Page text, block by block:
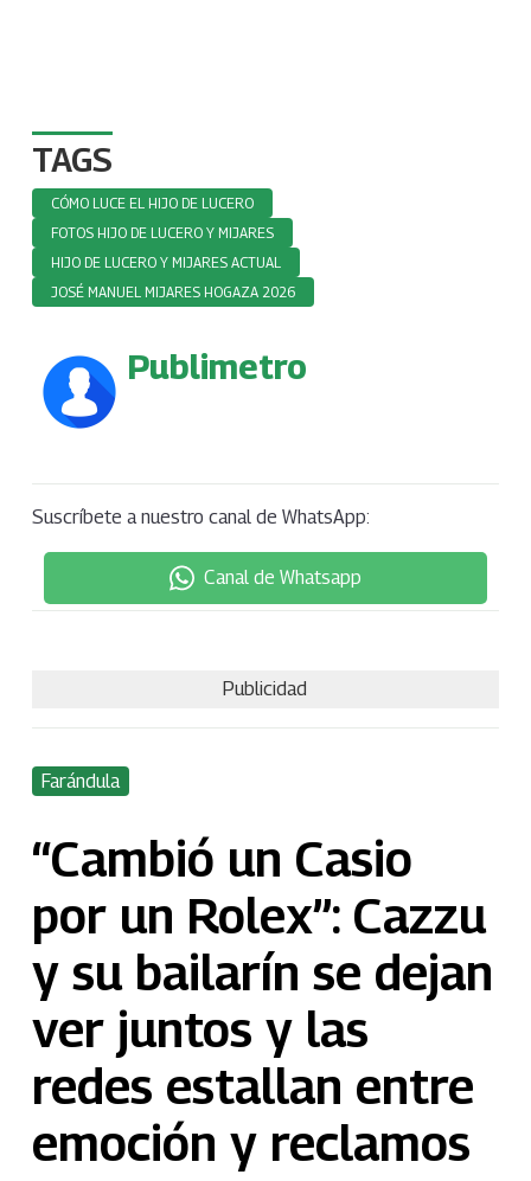
TAGS
CÓMO LUCE EL HIJO DE LUCERO
FOTOS HIJO DE LUCERO Y MIJARES
HIJO DE LUCERO Y MIJARES ACTUAL
JOSÉ MANUEL MIJARES HOGAZA 2026
Publimetro
Suscríbete a nuestro canal de WhatsApp:
Canal de Whatsapp
Publicidad
Farándula
“Cambió un Casio
por un Rolex”: Cazzu
y su bailarín se dejan
ver juntos y las
redes estallan entre
emoción y reclamos